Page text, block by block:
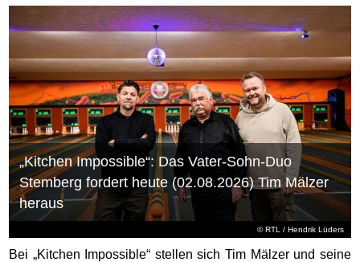
©RTL / Hendrik Lüders
„Kitchen Impossible“: Das Vater-Sohn-Duo
Stemberg fordert heute (02.08.2026) Tim Mälzer
heraus
Bei „Kitchen Impossible“ stellen sich Tim Mälzer und seine